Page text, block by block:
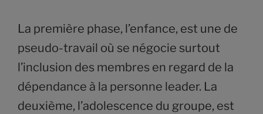
La première phase, l’enfance, est une de
pseudo-travail où se négocie surtout
l’inclusion des membres en regard de la
dépendance à la personne leader. La
deuxième, l’adolescence du groupe, est